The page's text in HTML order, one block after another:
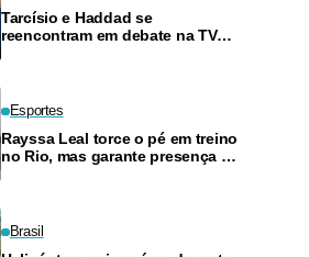
Tarcísio e Haddad se
reencontram em debate na TV
Esportes
Rayssa Leal torce o pé em treino
no Rio, mas garante presença no
Brasil